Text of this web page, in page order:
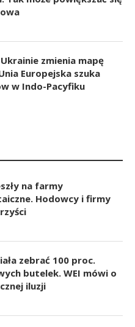
zmienia mapę
Europejska szuka
w Indo-Pacyfiku
na farmy
Hodowcy i firmy
zebrać 100 proc.
butelek. WEI mówi o
iluzji